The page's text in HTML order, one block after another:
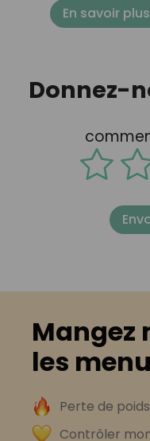
En savoir
Donnez-
Mangez
les
Perte de poids
Contrôler